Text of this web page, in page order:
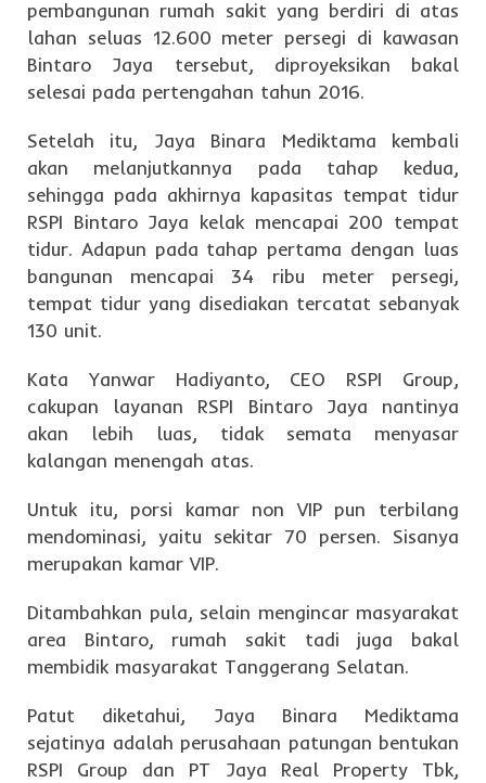
pembangunan rumah sakit yang berdiri di atas
lahan seluas 12.600 meter persegi di kawasan
Bintaro Jaya tersebut, diproyeksikan bakal
selesai pada pertengahan tahun 2016.
Setelah itu, Jaya Binara Mediktama kembali
akan melanjutkannya pada tahap kedua,
sehingga pada akhirnya kapasitas tempat tidur
RSPI Bintaro Jaya kelak mencapai 200 tempat
tidur. Adapun pada tahap pertama dengan luas
bangunan mencapai 34 ribu meter persegi,
tempat tidur yang disediakan tercatat sebanyak
130 unit.
Kata Yanwar Hadiyanto, CEO RSPI Group,
cakupan layanan RSPI Bintaro Jaya nantinya
akan lebih luas, tidak semata menyasar
kalangan menengah atas.
Untuk itu, porsi kamar non VIP pun terbilang
mendominasi, yaitu sekitar 70 persen. Sisanya
merupakan kamar VIP.
Ditambahkan pula, selain mengincar masyarakat
area Bintaro, rumah sakit tadi juga bakal
membidik masyarakat Tanggerang Selatan.
Patut diketahui, Jaya Binara Mediktama
sejatinya adalah perusahaan patungan bentukan
RSPI Group dan PT Jaya Real Property Tbk,